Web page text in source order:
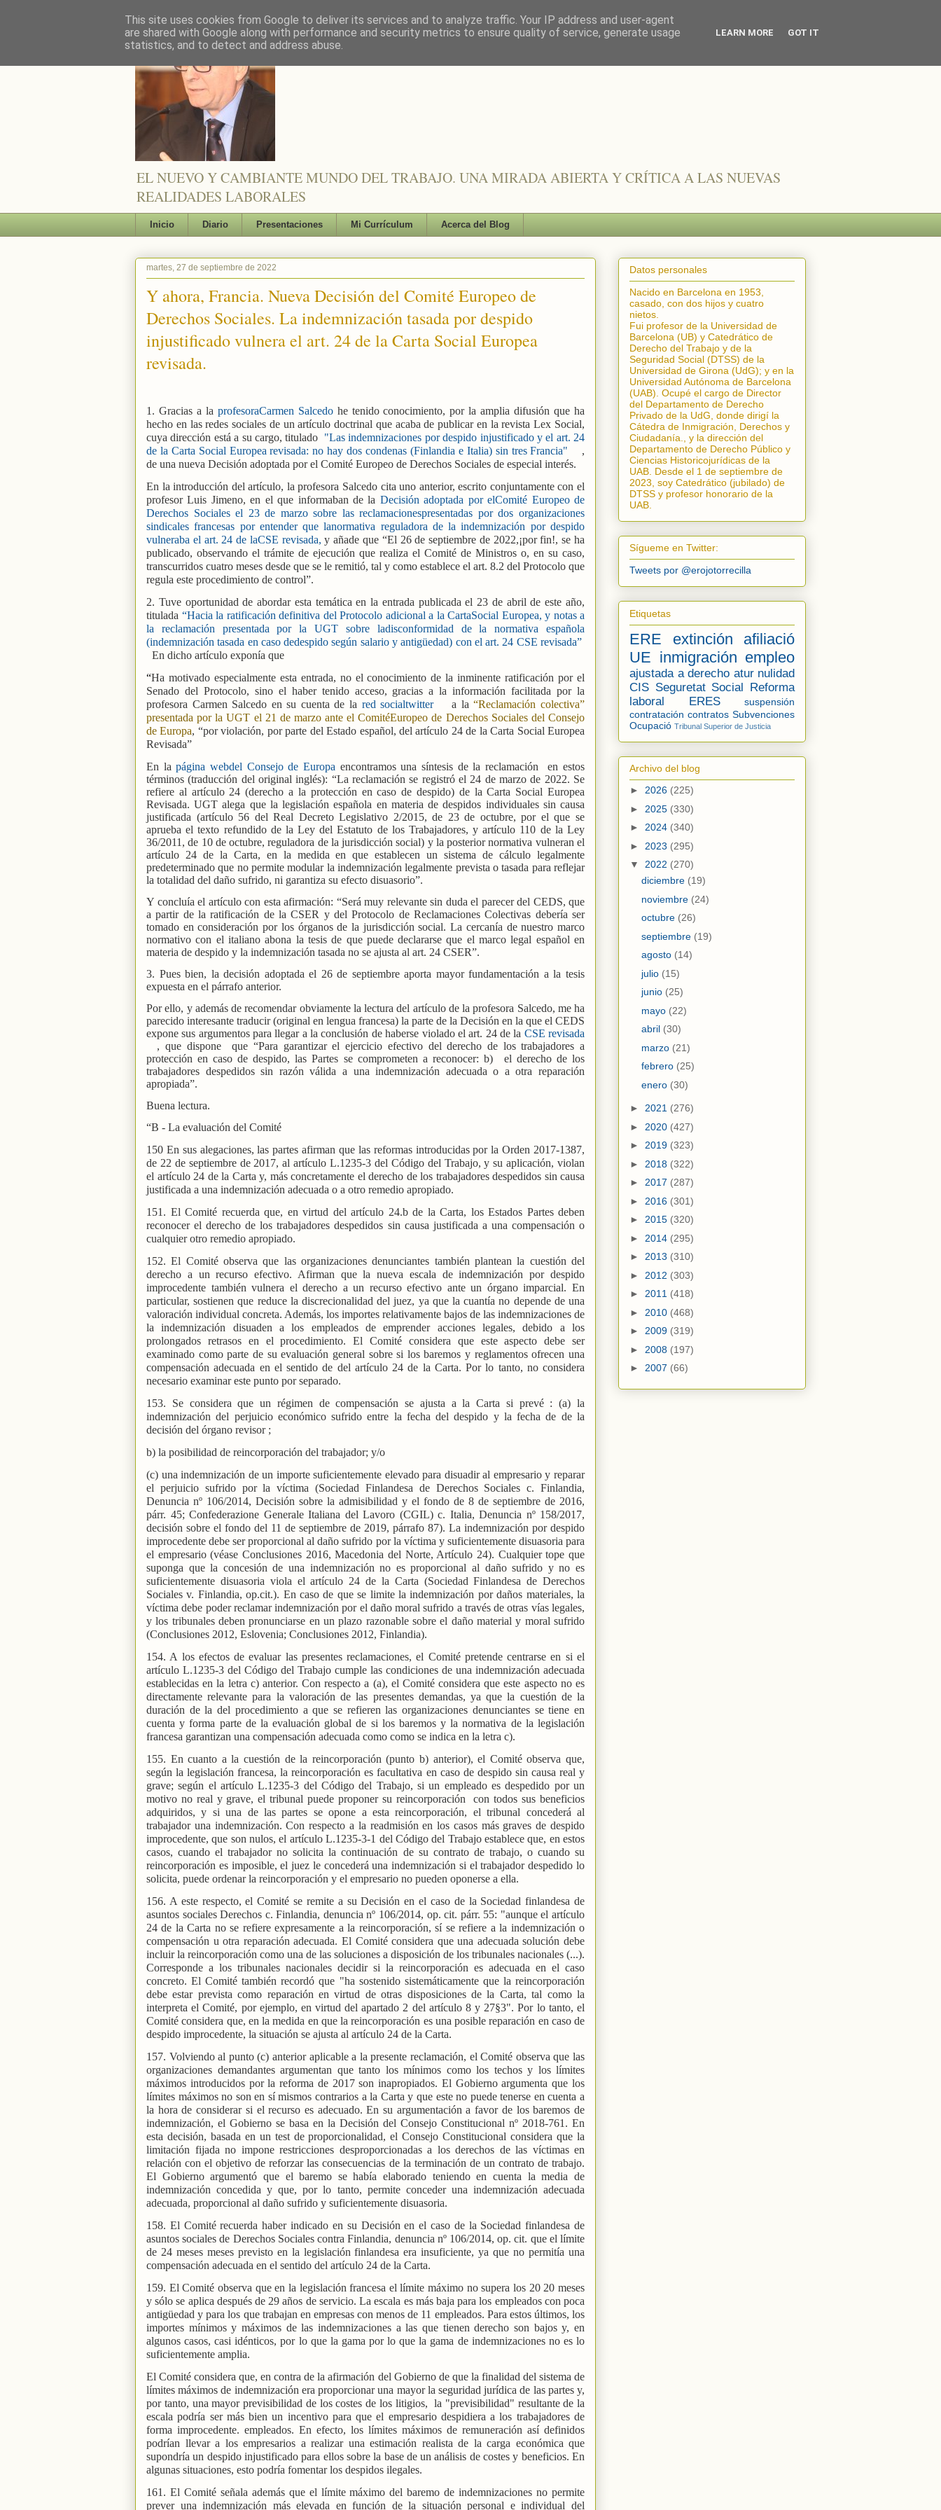
EL NUEVO Y CAMBIANTE MUNDO DEL TRABAJO. UNA MIRADA ABIERTA Y CRÍTICA A LAS NUEVAS
REALIDADES LABORALES
Inicio Diario Presentaciones Mi Currículum Acerca del Blog
martes, 27 de septiembre de 2022
Y ahora, Francia. Nueva Decisión del Comité Europeo de
Derechos Sociales. La indemnización tasada por despido
injustificado vulnera el art. 24 de la Carta Social Europea
revisada.
1. Gracias a la profesoraCarmen Salcedohe tenido conocimiento, por la amplia difusión que ha
hecho en las redes sociales de un artículo doctrinal que acaba de publicar en la revista Lex Social,
cuya dirección está a su cargo, titulado "Las indemnizaciones por despido injustificado y el art. 24
de la Carta Social Europea revisada: no hay dos condenas (Finlandia e Italia) sin tres Francia"
,
de una nueva Decisión adoptada por el Comité Europeo de Derechos Sociales de especial interés.
En la introducción del artículo, la profesora Salcedo cita uno anterior, escrito conjuntamente con el
profesor Luis Jimeno, en el que informaban de la Decisión adoptada por elComité Europeo de
Derechos Sociales el 23 de marzo sobre las reclamacionespresentadas por dos organizaciones
sindicales francesas por entender que lanormativa reguladora de la indemnización por despido
vulneraba el art. 24 de laCSE revisada, y añade que “El 26 de septiembre de 2022,¡por fin!, se ha
publicado, observando el trámite de ejecución que realiza el Comité de Ministros o, en su caso,
transcurridos cuatro meses desde que se le remitió, tal y como establece el art. 8.2 del Protocolo que
regula este procedimiento de control”.
2. Tuve oportunidad de abordar esta temática en la entrada publicada el 23 de abril de este año,
titulada “Hacia la ratificación definitiva del Protocolo adicional a la CartaSocial Europea, y notas a
la reclamación presentada por la UGT sobre ladisconformidad de la normativa española
(indemnización tasada en caso dedespido según salario y antigüedad) con el art. 24 CSE revisada”
En dicho artículo exponía que
“Ha motivado especialmente esta entrada, no el conocimiento de la inminente ratificación por el
Senado del Protocolo, sino el haber tenido acceso, gracias a la información facilitada por la
profesora Carmen Salcedo en su cuenta de la red socialtwittera la“Reclamación colectiva”
presentada por la UGT el 21 de marzo ante el ComitéEuropeo de Derechos Sociales del Consejo
de Europa, “por violación, por parte del Estado español, del artículo 24 de la Carta Social Europea
Revisada”
En lapágina webdel Consejo de Europa encontramos una síntesis de la reclamación en estos
términos (traducción del original inglés): “La reclamación se registró el 24 de marzo de 2022. Se
refiere al artículo 24 (derecho a la protección en caso de despido) de la Carta Social Europea
Revisada. UGT alega que la legislación española en materia de despidos individuales sin causa
justificada (artículo 56 del Real Decreto Legislativo 2/2015, de 23 de octubre, por el que se
aprueba el texto refundido de la Ley del Estatuto de los Trabajadores, y artículo 110 de la Ley
36/2011, de 10 de octubre, reguladora de la jurisdicción social) y la posterior normativa vulneran el
artículo 24 de la Carta, en la medida en que establecen un sistema de cálculo legalmente
predeterminado que no permite modular la indemnización legalmente prevista o tasada para reflejar
la totalidad del daño sufrido, ni garantiza su efecto disuasorio”.
Y concluía el artículo con esta afirmación: “Será muy relevante sin duda el parecer del CEDS, que
a partir de la ratificación de la CSER y del Protocolo de Reclamaciones Colectivas debería ser
tomado en consideración por los órganos de la jurisdicción social. La cercanía de nuestro marco
normativo con el italiano abona la tesis de que puede declararse que el marco legal español en
materia de despido y la indemnización tasada no se ajusta al art. 24 CSER”.
3. Pues bien, la decisión adoptada el 26 de septiembre aporta mayor fundamentación a la tesis
expuesta en el párrafo anterior.
Por ello, y además de recomendar obviamente la lectura del artículo de la profesora Salcedo, me ha
parecido interesante traducir (original en lengua francesa) la parte de la Decisión en la que el CEDS
expone sus argumentos para llegar a la conclusión de haberse violado el art. 24 de la CSE revisada
, que dispone
que “Para garantizar el ejercicio efectivo del derecho de los trabajadores a
protección en caso de despido, las Partes se comprometen a reconocer: b) el derecho de los
trabajadores despedidos sin razón válida a una indemnización adecuada o a otra reparación
apropiada”.
Buena lectura.
“B - La evaluación del Comité
150 En sus alegaciones, las partes afirman que las reformas introducidas por la Orden 2017-1387,
de 22 de septiembre de 2017, al artículo L.1235-3 del Código del Trabajo, y su aplicación, violan
el artículo 24 de la Carta y, más concretamente el derecho de los trabajadores despedidos sin causa
justificada a una indemnización adecuada o a otro remedio apropiado.
151. El Comité recuerda que, en virtud del artículo 24.b de la Carta, los Estados Partes deben
reconocer el derecho de los trabajadores despedidos sin causa justificada a una compensación o
cualquier otro remedio apropiado.
152. El Comité observa que las organizaciones denunciantes también plantean la cuestión del
derecho a un recurso efectivo. Afirman que la nueva escala de indemnización por despido
improcedente también vulnera el derecho a un recurso efectivo ante un órgano imparcial. En
particular, sostienen que reduce la discrecionalidad del juez, ya que la cuantía no depende de una
valoración individual concreta. Además, los importes relativamente bajos de las indemnizaciones de
la indemnización disuaden a los empleados de emprender acciones legales, debido a los
prolongados retrasos en el procedimiento. El Comité considera que este aspecto debe ser
examinado como parte de su evaluación general sobre si los baremos y reglamentos ofrecen una
compensación adecuada en el sentido de del artículo 24 de la Carta. Por lo tanto, no considera
necesario examinar este punto por separado.
153. Se considera que un régimen de compensación se ajusta a la Carta si prevé : (a) la
indemnización del perjuicio económico sufrido entre la fecha del despido y la fecha de de la
decisión del órgano revisor ;
b) la posibilidad de reincorporación del trabajador; y/o
(c) una indemnización de un importe suficientemente elevado para disuadir al empresario y reparar
el perjuicio sufrido por la víctima (Sociedad Finlandesa de Derechos Sociales c. Finlandia,
Denuncia nº 106/2014, Decisión sobre la admisibilidad y el fondo de 8 de septiembre de 2016,
párr. 45; Confederazione Generale Italiana del Lavoro (CGIL) c. Italia, Denuncia nº 158/2017,
decisión sobre el fondo del 11 de septiembre de 2019, párrafo 87). La indemnización por despido
improcedente debe ser proporcional al daño sufrido por la víctima y suficientemente disuasoria para
el empresario (véase Conclusiones 2016, Macedonia del Norte, Artículo 24). Cualquier tope que
suponga que la concesión de una indemnización no es proporcional al daño sufrido y no es
suficientemente disuasoria viola el artículo 24 de la Carta (Sociedad Finlandesa de Derechos
Sociales v. Finlandia, op.cit.). En caso de que se limite la indemnización por daños materiales, la
víctima debe poder reclamar indemnización por el daño moral sufrido a través de otras vías legales,
y los tribunales deben pronunciarse en un plazo razonable sobre el daño material y moral sufrido
(Conclusiones 2012, Eslovenia; Conclusiones 2012, Finlandia).
154. A los efectos de evaluar las presentes reclamaciones, el Comité pretende centrarse en si el
artículo L.1235-3 del Código del Trabajo cumple las condiciones de una indemnización adecuada
establecidas en la letra c) anterior. Con respecto a (a), el Comité considera que este aspecto no es
directamente relevante para la valoración de las presentes demandas, ya que la cuestión de la
duración de la del procedimiento a que se refieren las organizaciones denunciantes se tiene en
cuenta y forma parte de la evaluación global de si los baremos y la normativa de la legislación
francesa garantizan una compensación adecuada como como se indica en la letra c).
155. En cuanto a la cuestión de la reincorporación (punto b) anterior), el Comité observa que,
según la legislación francesa, la reincorporación es facultativa en caso de despido sin causa real y
grave; según el artículo L.1235-3 del Código del Trabajo, si un empleado es despedido por un
motivo no real y grave, el tribunal puede proponer su reincorporación
con todos sus beneficios
adquiridos, y si una de las partes se opone a esta reincorporación, el tribunal concederá al
trabajador una indemnización. Con respecto a la readmisión en los casos más graves de despido
improcedente, que son nulos, el artículo L.1235-3-1 del Código del Trabajo establece que, en estos
casos, cuando el trabajador no solicita la continuación de su contrato de trabajo, o cuando su
reincorporación es imposible, el juez le concederá una indemnización si el trabajador despedido lo
solicita, puede ordenar la reincorporación y el empresario no pueden oponerse a ella.
156. A este respecto, el Comité se remite a su Decisión en el caso de la Sociedad finlandesa de
asuntos sociales Derechos c. Finlandia, denuncia nº 106/2014, op. cit. párr. 55: "aunque el artículo
24 de la Carta no se refiere expresamente a la reincorporación, sí se refiere a la indemnización o
compensación u otra reparación adecuada. El Comité considera que una adecuada solución debe
incluir la reincorporación como una de las soluciones a disposición de los tribunales nacionales (...).
Corresponde a los tribunales nacionales decidir si la reincorporación es adecuada en el caso
concreto. El Comité también recordó que "ha sostenido sistemáticamente que la reincorporación
debe estar prevista como reparación en virtud de otras disposiciones de la Carta, tal como la
interpreta el Comité, por ejemplo, en virtud del apartado 2 del artículo 8 y 27§3". Por lo tanto, el
Comité considera que, en la medida en que la reincorporación es una posible reparación en caso de
despido improcedente, la situación se ajusta al artículo 24 de la Carta.
157. Volviendo al punto (c) anterior aplicable a la presente reclamación, el Comité observa que las
organizaciones demandantes argumentan que tanto los mínimos como los techos y los límites
máximos introducidos por la reforma de 2017 son inapropiados. El Gobierno argumenta que los
límites máximos no son en sí mismos contrarios a la Carta y que este no puede tenerse en cuenta a
la hora de considerar si el recurso es adecuado. En su argumentación a favor de los baremos de
indemnización, el Gobierno se basa en la Decisión del Consejo Constitucional nº 2018-761. En
esta decisión, basada en un test de proporcionalidad, el Consejo Constitucional considera que la
limitación fijada no impone restricciones desproporcionadas a los derechos de las víctimas en
relación con el objetivo de reforzar las consecuencias de la terminación de un contrato de trabajo.
El Gobierno argumentó que el baremo se había elaborado teniendo en cuenta la media de
indemnización concedida y que, por lo tanto, permite conceder una indemnización adecuada
adecuada, proporcional al daño sufrido y suficientemente disuasoria.
158. El Comité recuerda haber indicado en su Decisión en el caso de la Sociedad finlandesa de
asuntos sociales de Derechos Sociales contra Finlandia, denuncia nº 106/2014, op. cit. que el límite
de 24 meses meses previsto en la legislación finlandesa era insuficiente, ya que no permitía una
compensación adecuada en el sentido del artículo 24 de la Carta.
159. El Comité observa que en la legislación francesa el límite máximo no supera los 20 20 meses
y sólo se aplica después de 29 años de servicio. La escala es más baja para los empleados con poca
antigüedad y para los que trabajan en empresas con menos de 11 empleados. Para estos últimos, los
importes mínimos y máximos de las indemnizaciones a las que tienen derecho son bajos y, en
algunos casos, casi idénticos, por lo que la gama por lo que la gama de indemnizaciones no es lo
suficientemente amplia.
El Comité considera que, en contra de la afirmación del Gobierno de que la finalidad del sistema de
límites máximos de indemnización era proporcionar una mayor la seguridad jurídica de las partes y,
por tanto, una mayor previsibilidad de los costes de los litigios, la "previsibilidad" resultante de la
escala podría ser más bien un incentivo para que el empresario despidiera a los trabajadores de
forma improcedente. empleados. En efecto, los límites máximos de remuneración así definidos
podrían llevar a los empresarios a realizar una estimación realista de la carga económica que
supondría un despido injustificado para ellos sobre la base de un análisis de costes y beneficios. En
algunas situaciones, esto podría fomentar los despidos ilegales.
161. El Comité señala además que el límite máximo del baremo de indemnizaciones no permite
prever una indemnización más elevada en función de la situación personal e individual del
Datos personales
Nacido en Barcelona en 1953,
casado, con dos hijos y cuatro
nietos.
Fui profesor de la Universidad de
Barcelona (UB) y Catedrático de
Derecho del Trabajo y de la
Seguridad Social (DTSS) de la
Universidad de Girona (UdG); y en la
Universidad Autónoma de Barcelona
(UAB). Ocupé el cargo de Director
del Departamento de Derecho
Privado de la UdG, donde dirigí la
Cátedra de Inmigración, Derechos y
Ciudadanía.
, y la dirección del
Departamento de Derecho Público y
Ciencias Historicojurídicas de la
UAB. Desde el 1 de septiembre de
2023, soy Catedrático (jubilado) de
DTSS y profesor honorario de la
UAB.
Sígueme en Twitter:
Tweets por @erojotorrecilla
Etiquetas
ERE extinción
afiliació
UE inmigración empleo
ajustada a derecho atur nulidad
CIS Seguretat Social Reforma
laboral
ERES
suspensión
contratación contratos Subvenciones
Ocupació Tribunal Superior de Justicia
Archivo del blog
► 2026 (225)
► 2025 (330)
► 2024 (340)
► 2023 (295)
▼ 2022 (270)
diciembre (19)
noviembre (24)
octubre (26)
septiembre (19)
agosto (14)
julio (15)
junio (25)
mayo (22)
abril (30)
marzo (21)
febrero (25)
enero (30)
► 2021 (276)
► 2020 (427)
► 2019 (323)
► 2018 (322)
► 2017 (287)
► 2016 (301)
► 2015 (320)
► 2014 (295)
► 2013 (310)
► 2012 (303)
► 2011 (418)
► 2010 (468)
► 2009 (319)
► 2008 (197)
► 2007 (66)
This site uses cookies from Google to deliver its services and to analyze traffic. Your IP address and user-agent
are shared with Google along with performance and security metrics to ensure quality of service, generate usage
statistics, and to detect and address abuse.
LEARN MORE GOT IT